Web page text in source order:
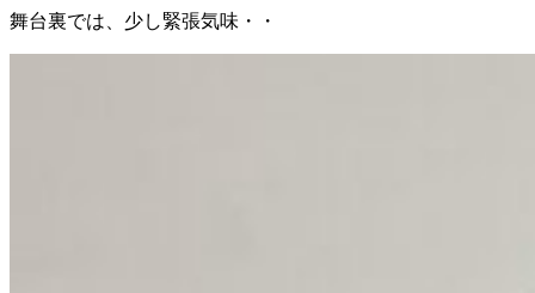
舞台裏では、少し緊張気味・・